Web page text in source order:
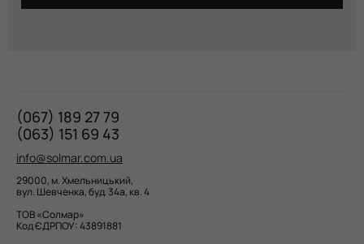
(067) 189 27 79
(063) 151 69 43
info@solmar.com.ua
29000, м. Хмельницький,
вул. Шевченка, буд. 34а, кв. 4
ТОВ «Солмар»
Код ЄДРПОУ: 43891881